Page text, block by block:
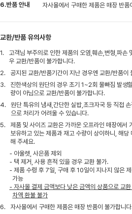
6.반품 안내
자사몰에서 구매한 제품은 매장 반품
교환/반품 유의사항
1.
고객님 부주의로 인한 제품의 오염,훼손,변형,파손
우 교환/반품이 불가합니다.
2.
공지된 교환/반품기간이 지난 경우엔 교환/반품이
3.
진한색상의 원단의 경우 초기 1~2회 물빠짐 발생
량이 아님으로 교환/반품이 불가합니다.
4.
원단 특유의 냄새,간단한 실밥,초크자국 등 직접
으로 처리가 어려울 수 있습니다.
5.
제품 및 사이즈 교환은 가까운 오프라인 매장에서
보유하고 있는 제품과 재고 수량이 상이하니, 해
해 주세요.
- 아울렛, 사은품 제외
- 택 제거, 사용 흔적 있을 경우 교환 불가.
- 제품 수령 후 7일, 구매 후 10일이 지나지 않은
가능
- 자사몰 결제 금액보다 낮은 금액의 상품으로 교환
차액 환불 불가
6.
자사몰에서 구매한 제품은 매장 반품이 불가합니